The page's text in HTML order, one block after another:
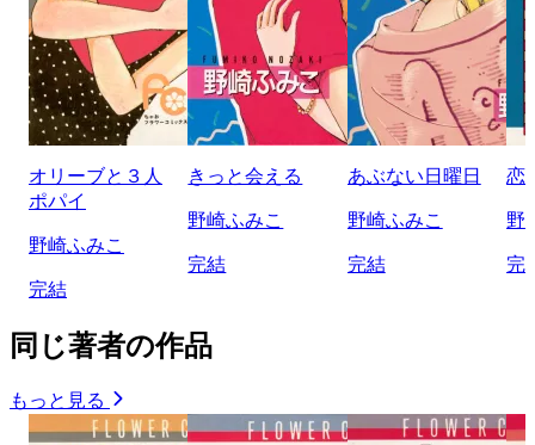
オリーブと３人
ポパイ
野崎ふみこ
完結
きっと会える
野崎ふみこ
完結
あぶない日曜日
野崎ふみこ
完結
恋
野
完
同じ著者の作品
もっと見る